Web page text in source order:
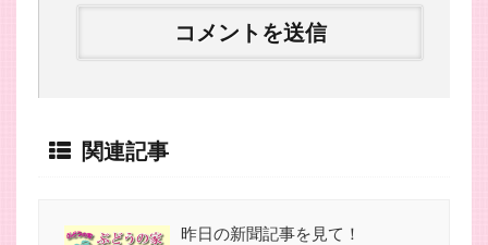
関連記事
昨日の新聞記事を見て！